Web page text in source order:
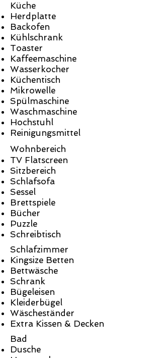
Küche
Herdplatte
Backofen
Kühlschrank
Toaster
Kaffeemaschine
Wasserkocher
Küchentisch
Mikrowelle
Spülmaschine
Waschmaschine
Hochstuhl
Reinigungsmittel
Wohnbereich
TV Flatscreen
Sitzbereich
Schlafsofa
Sessel
Brettspiele
Bücher
Puzzle
Schreibtisch
Schlafzimmer
Kingsize Betten
Bettwäsche
Schrank
Bügeleisen
Kleiderbügel
Wäscheständer
Extra Kissen & Decken
Bad
Dusche